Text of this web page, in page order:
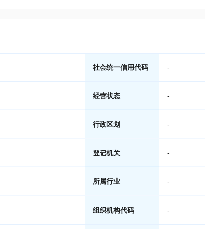
社会统一信用代码 -
经营状态 -
行政区划 -
登记机关 -
所属行业 -
组织机构代码 -